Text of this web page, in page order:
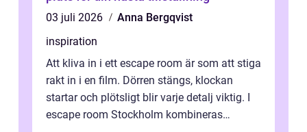
03 juli 2026
Anna Bergqvist
inspiration
Att kliva in i ett escape room är som att stiga
rakt in i en film. Dörren stängs, klockan
startar och plötsligt blir varje detalj viktig. I
escape room Stockholm kombineras